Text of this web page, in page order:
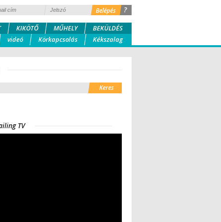
?
KIKÖTŐ MŰHELY
BEKÜLDÉS
videó Körkapcsolás Kékszalag
TV